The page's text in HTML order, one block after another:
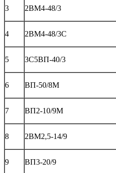
3 2ВМ4-48/3
4 2ВМ4-48/3С
5 3С5ВП-40/3
6 ВП-50/8М
7 ВП2-10/9М
8 2ВМ2,5-14/9
9 ВП3-20/9